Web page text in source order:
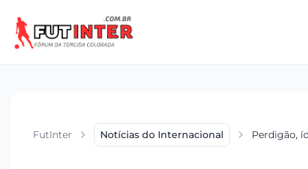
FutInter Notícias do Internacional Perdigão,